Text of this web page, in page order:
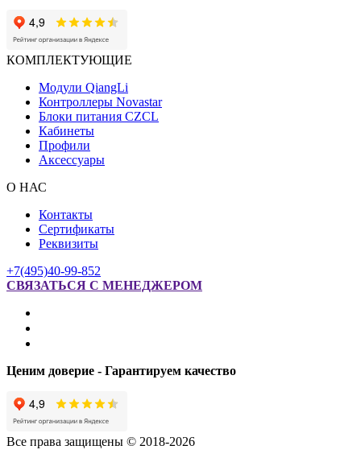
КОМПЛЕКТУЮЩИЕ
Модули QiangLi
Контроллеры Novastar
Блоки питания CZCL
Кабинеты
Профили
Аксессуары
О НАС
Контакты
Сертификаты
Реквизиты
+7(495)40-99-852
СВЯЗАТЬСЯ С МЕНЕДЖЕРОМ
Ценим доверие - Гарантируем качество
Все права защищены © 2018-2026